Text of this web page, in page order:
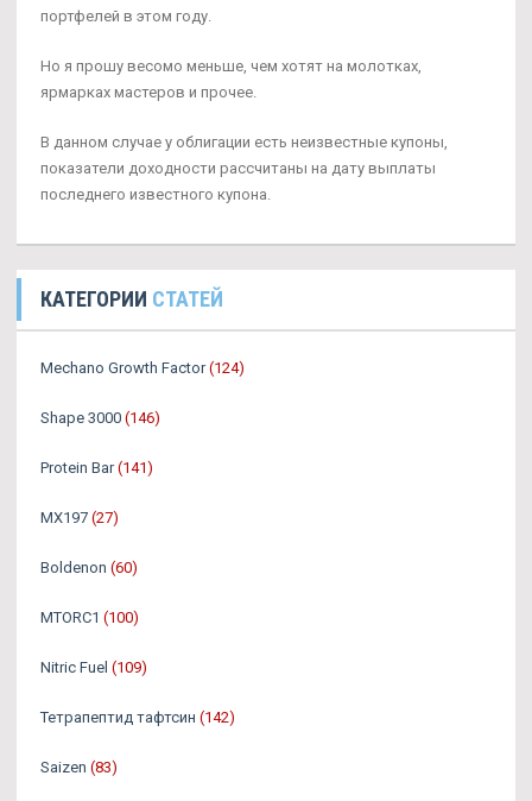
портфелей в этом году.
Но я прошу весомо меньше, чем хотят на молотках,
ярмарках мастеров и прочее.
В данном случае у облигации есть неизвестные купоны,
показатели доходности рассчитаны на дату выплаты
последнего известного купона.
КАТЕГОРИИ СТАТЕЙ
Mechano Growth Factor (124)
Shape 3000 (146)
Protein Bar (141)
MX197 (27)
Boldenon (60)
MTORC1 (100)
Nitric Fuel (109)
Тетрапептид тафтсин (142)
Saizen (83)